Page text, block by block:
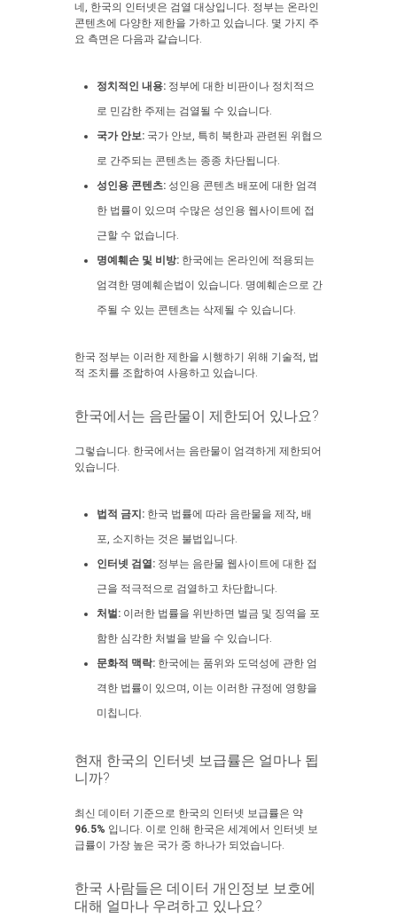
네, 한국의 인터넷은 검열 대상입니다. 정부는 온라인
콘텐츠에 다양한 제한을 가하고 있습니다. 몇 가지 주
요 측면은 다음과 같습니다.
정치적인 내용: 정부에 대한 비판이나 정치적으
로 민감한 주제는 검열될 수 있습니다.
국가 안보: 국가 안보, 특히 북한과 관련된 위협으
로 간주되는 콘텐츠는 종종 차단됩니다.
성인용 콘텐츠: 성인용 콘텐츠 배포에 대한 엄격
한 법률이 있으며 수많은 성인용 웹사이트에 접
근할 수 없습니다.
명예훼손 및 비방: 한국에는 온라인에 적용되는
엄격한 명예훼손법이 있습니다. 명예훼손으로 간
주될 수 있는 콘텐츠는 삭제될 수 있습니다.
한국 정부는 이러한 제한을 시행하기 위해 기술적, 법
적 조치를 조합하여 사용하고 있습니다.
한국에서는 음란물이 제한되어 있나요?
그렇습니다. 한국에서는 음란물이 엄격하게 제한되어
있습니다.
법적 금지: 한국 법률에 따라 음란물을 제작, 배
포, 소지하는 것은 불법입니다.
인터넷 검열: 정부는 음란물 웹사이트에 대한 접
근을 적극적으로 검열하고 차단합니다.
처벌: 이러한 법률을 위반하면 벌금 및 징역을 포
함한 심각한 처벌을 받을 수 있습니다.
문화적 맥락: 한국에는 품위와 도덕성에 관한 엄
격한 법률이 있으며, 이는 이러한 규정에 영향을
미칩니다.
현재 한국의 인터넷 보급률은 얼마나 됩
니까?
최신 데이터 기준으로 한국의 인터넷 보급률은 약
96.5% 입니다. 이로 인해 한국은 세계에서 인터넷 보
급률이 가장 높은 국가 중 하나가 되었습니다.
한국 사람들은 데이터 개인정보 보호에
대해 얼마나 우려하고 있나요?